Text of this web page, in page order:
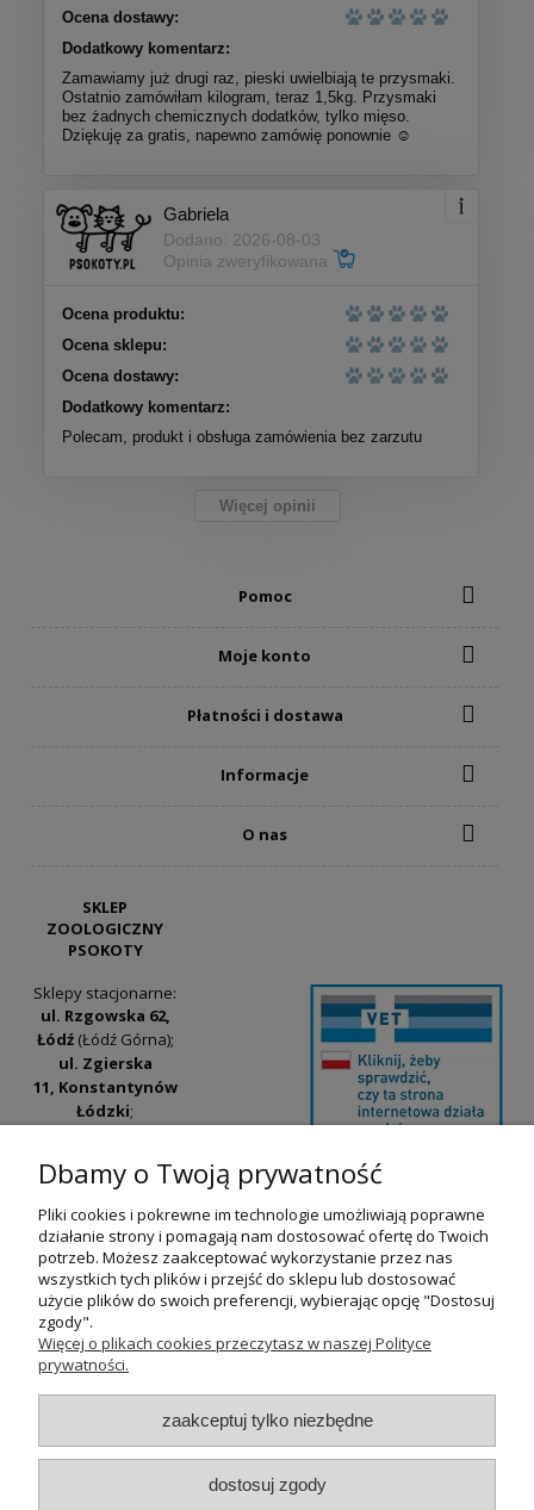
Ocena dostawy:
Dodatkowy komentarz:
Zamawiamy już drugi raz, pieski uwielbiają te przysmaki.
Ostatnio zamówiłam kilogram, teraz 1,5kg. Przysmaki
bez żadnych chemicznych dodatków, tylko mięso.
Dziękuję za gratis, napewno zamówię ponownie ☺️
Gabriela
Dodano: 2026-08-03
Opinia zweryfikowana
Ocena produktu:
Ocena sklepu:
Ocena dostawy:
Dodatkowy komentarz:
Polecam, produkt i obsługa zamówienia bez zarzutu
Więcej opinii
Pomoc
Moje konto
Płatności i dostawa
Informacje
O nas
SKLEP
ZOOLOGICZNY
PSOKOTY
Sklepy stacjonarne:
ul. Rzgowska 62,
Łódź(Łódź Górna);
ul. Zgierska
11, Konstantynów
Łódzki;
Widzew).
Godziny otwarcia:
pn-pt 9:00-17:00
+48 530 230 483
psokoty@psokoty.pl
Sklep internetowy Shoper.pl
Dbamy o Twoją prywatność
Pliki cookies i pokrewne im technologie umożliwiają poprawne
działanie strony i pomagają nam dostosować ofertę do Twoich
potrzeb. Możesz zaakceptować wykorzystanie przez nas
wszystkich tych plików i przejść do sklepu lub dostosować
użycie plików do swoich preferencji, wybierając opcję "Dostosuj
zgody".
Więcej o plikach cookies przeczytasz w naszej Polityce
prywatności.
zaakceptuj tylko niezbędne
dostosuj zgody